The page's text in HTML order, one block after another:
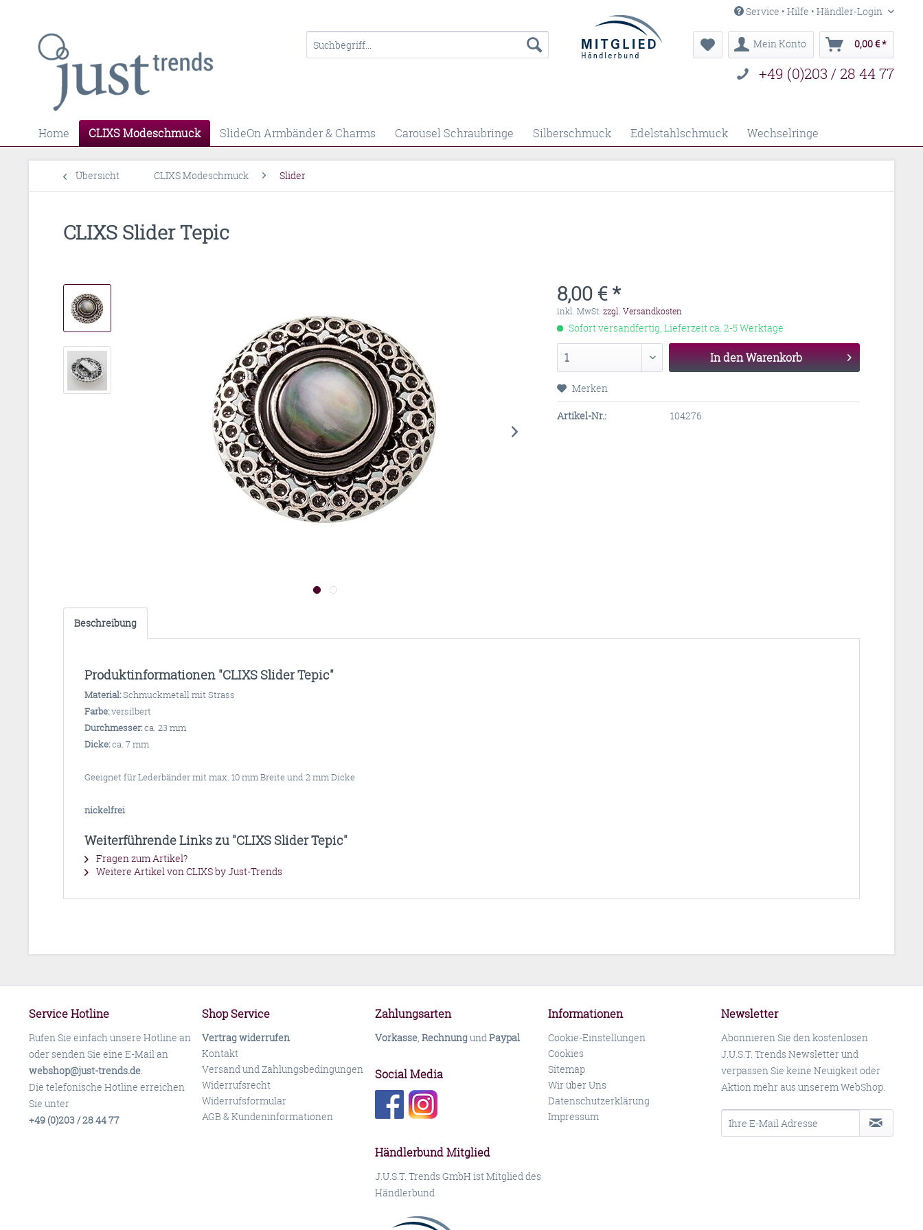
Service • Hilfe • Händler-Login
+49 (0)203 / 28 44 77
Mein Konto 0,00 € *
Home CLIXS Modeschmuck SlideOn Armbänder & Charms Carousel Schraubringe Silberschmuck Edelstahlschmuck Wechselringe
Übersicht CLIXS Modeschmuck Slider
CLIXS Slider Tepic
8,00 € *
inkl. MwSt.zzgl. Versandkosten
Sofort versandfertig, Lieferzeit ca. 2-5 Werktage
In denWarenkorb
Merken
Artikel-Nr.: 104276
Beschreibung
Produktinformationen "CLIXS Slider Tepic"
Material:Schmuckmetall mit Strass
Farbe:versilbert
Durchmesser:ca. 23 mm
Dicke:ca. 7 mm
Geeignet für Lederbänder mit max. 10 mm Breite und 2 mm Dicke
nickelfrei
Weiterführende Links zu "CLIXS Slider Tepic"
Fragen zum Artikel?
Weitere Artikel von CLIXS by Just-Trends
Service Hotline
Rufen Sie einfach unsere Hotline an
oder senden Sie eine E-Mail an
webshop@just-trends.de.
Die telefonische Hotline erreichen
Sie unter
+49 (0)203 / 28 44 77
Shop Service
Vertrag widerrufen
Kontakt
Versand und Zahlungsbedingungen
Widerrufsrecht
Widerrufsformular
AGB & Kundeninformationen
Zahlungsarten
Vorkasse, RechnungundPaypal
Social Media
Händlerbund Mitglied
J.U.S.T. Trends GmbH ist Mitglied des
Händlerbund
Informationen
Cookie-Einstellungen
Cookies
Sitemap
Wir über Uns
Datenschutzerklärung
Impressum
Newsletter
Abonnieren Sie den kostenlosen
J.U.S.T. Trends Newsletter und
verpassen Sie keine Neuigkeit oder
Aktion mehr aus unserem WebShop.